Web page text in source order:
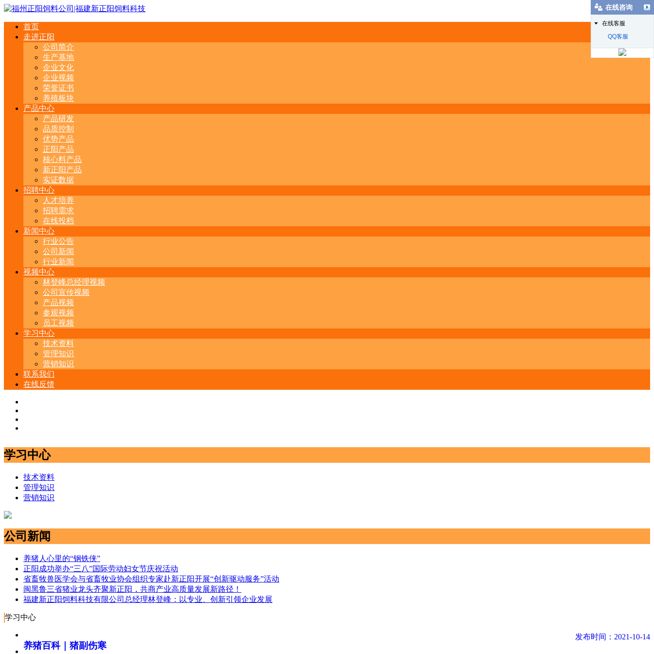
首页
走进正阳
公司简介
生产基地
企业文化
企业视频
荣誉证书
养殖板块
产品中心
产品研发
品质控制
优势产品
正阳产品
核心料产品
新正阳产品
实证数据
招聘中心
人才培养
招聘需求
在线投档
新闻中心
行业公告
公司新闻
行业新闻
视频中心
林登峰总经理视频
公司宣传视频
产品视频
参观视频
员工视频
学习中心
技术资料
管理知识
营销知识
联系我们
在线反馈
学习中心
技术资料
管理知识
营销知识
公司新闻
养猪人心里的“钢铁侠”
正阳成功举办“三八”国际劳动妇女节庆祝活动
省畜牧兽医学会与省畜牧业协会组织专家赴新正阳开展“创新驱动服务”活动
闽黑鲁三省猪业龙头齐聚新正阳，共商产业高质量发展新路径！
福建新正阳饲料科技有限公司总经理林登峰：以专业、创新引领企业发展
学习中心
养猪百科｜猪副伤寒
发布时间：2021-10-14
在线咨询
在线客服
QQ客服